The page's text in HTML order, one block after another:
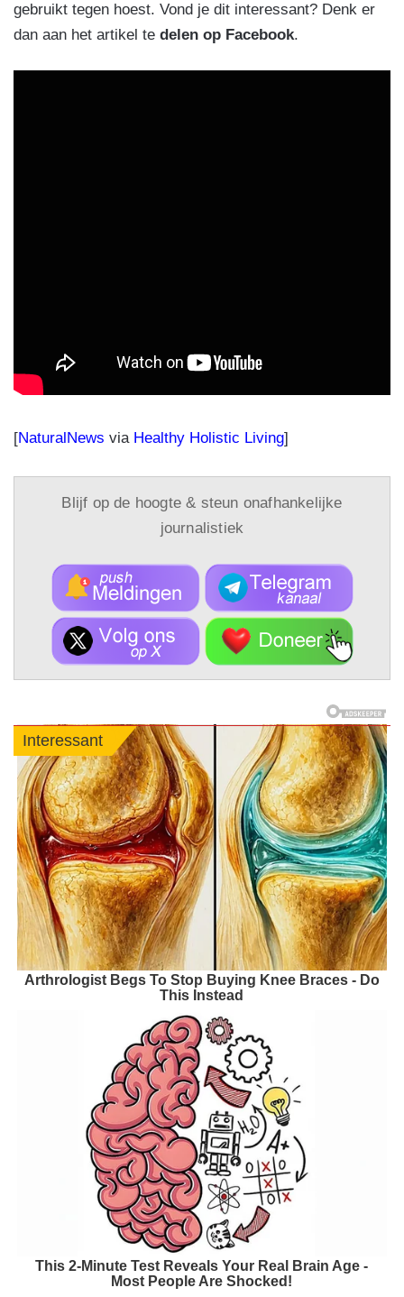
gebruikt tegen hoest. Vond je dit interessant? Denk er
dan aan het artikel te delen op Facebook.
[NaturalNews via Healthy Holistic Living]
Blijf op de hoogte & steun onafhankelijke
journalistiek
Interessant
Arthrologist Begs To Stop Buying Knee Braces - Do
This Instead
This 2-Minute Test Reveals Your Real Brain Age -
Most People Are Shocked!